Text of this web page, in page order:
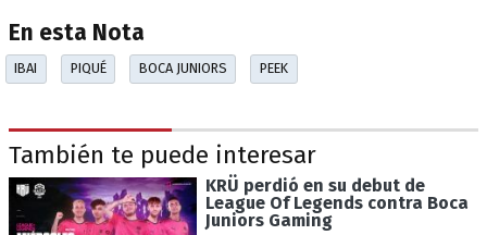
En esta Nota
IBAI PIQUÉ BOCA JUNIORS PEEK
También te puede interesar
KRÜ perdió en su debut de
League Of Legends contra Boca
Juniors Gaming